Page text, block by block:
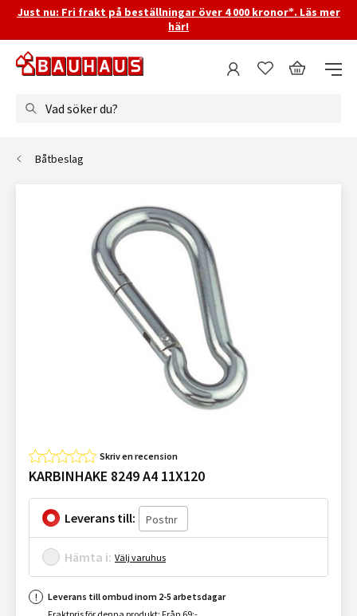
Just nu: Fri frakt på beställningar över 4 000 kronor*. Läs mer
här!
Vad söker du?
Båtbeslag
Skriv en recension
KARBINHAKE 8249 A4 11X120
Leverans till:
Hämta i: Välj varuhus
Leverans till ombud inom 2-5 arbetsdagar